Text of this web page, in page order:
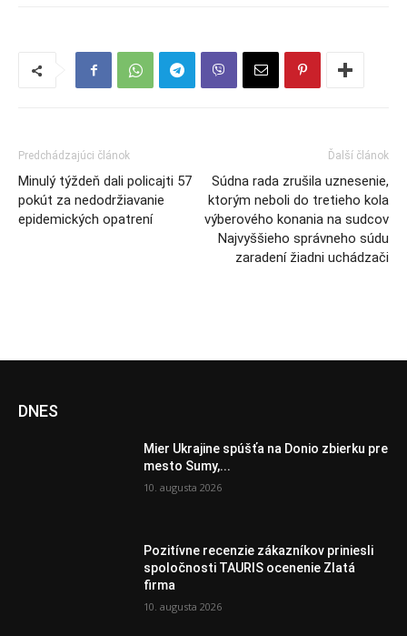
Predchádzajúci článok
Minulý týždeň dali policajti 57
pokút za nedodržiavanie
epidemických opatrení
Ďalší článok
Súdna rada zrušila uznesenie,
ktorým neboli do tretieho kola
výberového konania na sudcov
Najvyššieho správneho súdu
zaradení žiadni uchádzači
DNES
Mier Ukrajine spúšťa na Donio zbierku pre
mesto Sumy,...
10. augusta 2026
Pozitívne recenzie zákazníkov priniesli
spoločnosti TAURIS ocenenie Zlatá
firma
10. augusta 2026